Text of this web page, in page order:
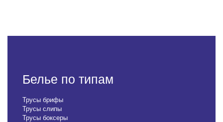
Белье по типам
Трусы брифы
Трусы слипы
Трусы боксеры